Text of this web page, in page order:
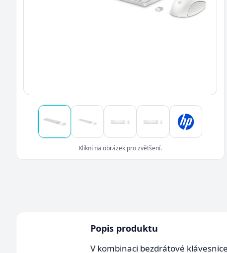
Klikni na obrázek pro zvětšení.
Popis produktu
V kombinaci bezdrátové